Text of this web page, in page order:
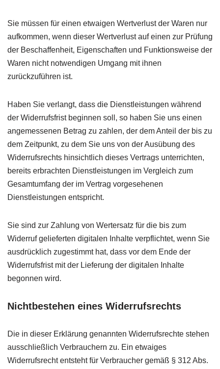
Sie müssen für einen etwaigen Wertverlust der Waren nur
aufkommen, wenn dieser Wertverlust auf einen zur Prüfung
der Beschaffenheit, Eigenschaften und Funktionsweise der
Waren nicht notwendigen Umgang mit ihnen
zurückzuführen ist.
Haben Sie verlangt, dass die Dienstleistungen während
der Widerrufsfrist beginnen soll, so haben Sie uns einen
angemessenen Betrag zu zahlen, der dem Anteil der bis zu
dem Zeitpunkt, zu dem Sie uns von der Ausübung des
Widerrufsrechts hinsichtlich dieses Vertrags unterrichten,
bereits erbrachten Dienstleistungen im Vergleich zum
Gesamtumfang der im Vertrag vorgesehenen
Dienstleistungen entspricht.
Sie sind zur Zahlung von Wertersatz für die bis zum
Widerruf gelieferten digitalen Inhalte verpflichtet, wenn Sie
ausdrücklich zugestimmt hat, dass vor dem Ende der
Widerrufsfrist mit der Lieferung der digitalen Inhalte
begonnen wird.
Nichtbestehen eines Widerrufsrechts
Die in dieser Erklärung genannten Widerrufsrechte stehen
ausschließlich Verbrauchern zu. Ein etwaiges
Widerrufsrecht entsteht für Verbraucher gemäß § 312 Abs.